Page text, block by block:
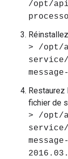
/opt/
> /opt/
Restaurez
fichier de
> /opt/